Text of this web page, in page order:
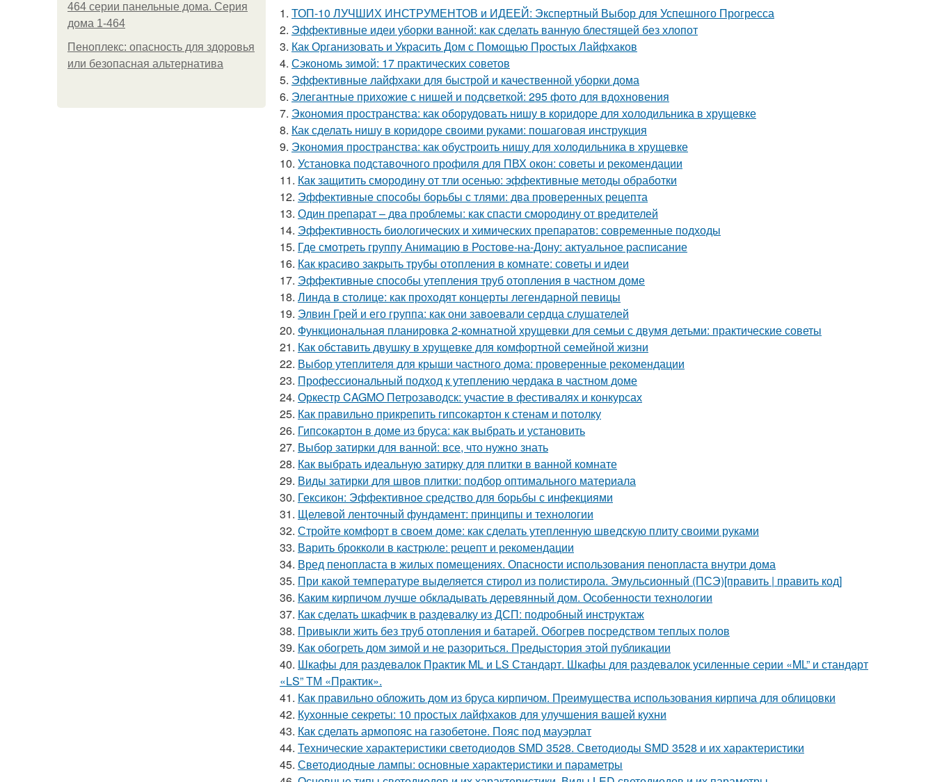
464 серии панельные дома. Серия
дома 1-464
Пеноплекс: опасность для здоровья
или безопасная альтернатива
1. ТОП-10 ЛУЧШИХ ИНСТРУМЕНТОВ и ИДЕЕЙ: Экспертный Выбор для Успешного Прогресса
2. Эффективные идеи уборки ванной: как сделать ванную блестящей без хлопот
3. Как Организовать и Украсить Дом с Помощью Простых Лайфхаков
4. Сэкономь зимой: 17 практических советов
5. Эффективные лайфхаки для быстрой и качественной уборки дома
6. Элегантные прихожие с нишей и подсветкой: 295 фото для вдохновения
7. Экономия пространства: как оборудовать нишу в коридоре для холодильника в хрущевке
8. Как сделать нишу в коридоре своими руками: пошаговая инструкция
9. Экономия пространства: как обустроить нишу для холодильника в хрущевке
10. Установка подставочного профиля для ПВХ окон: советы и рекомендации
11. Как защитить смородину от тли осенью: эффективные методы обработки
12. Эффективные способы борьбы с тлями: два проверенных рецепта
13. Один препарат – два проблемы: как спасти смородину от вредителей
14. Эффективность биологических и химических препаратов: современные подходы
15. Где смотреть группу Анимацию в Ростове-на-Дону: актуальное расписание
16. Как красиво закрыть трубы отопления в комнате: советы и идеи
17. Эффективные способы утепления труб отопления в частном доме
18. Линда в столице: как проходят концерты легендарной певицы
19. Элвин Грей и его группа: как они завоевали сердца слушателей
20. Функциональная планировка 2-комнатной хрущевки для семьи с двумя детьми: практические советы
21. Как обставить двушку в хрущевке для комфортной семейной жизни
22. Выбор утеплителя для крыши частного дома: проверенные рекомендации
23. Профессиональный подход к утеплению чердака в частном доме
24. Оркестр CAGMO Петрозаводск: участие в фестивалях и конкурсах
25. Как правильно прикрепить гипсокартон к стенам и потолку
26. Гипсокартон в доме из бруса: как выбрать и установить
27. Выбор затирки для ванной: все, что нужно знать
28. Как выбрать идеальную затирку для плитки в ванной комнате
29. Виды затирки для швов плитки: подбор оптимального материала
30. Гексикон: Эффективное средство для борьбы с инфекциями
31. Щелевой ленточный фундамент: принципы и технологии
32. Стройте комфорт в своем доме: как сделать утепленную шведскую плиту своими руками
33. Варить брокколи в кастрюле: рецепт и рекомендации
34. Вред пенопласта в жилых помещениях. Опасности использования пенопласта внутри дома
35. При какой температуре выделяется стирол из полистирола. Эмульсионный (ПСЭ)[править | править код]
36. Каким кирпичом лучше обкладывать деревянный дом. Особенности технологии
37. Как сделать шкафчик в раздевалку из ДСП: подробный инструктаж
38. Привыкли жить без труб отопления и батарей. Обогрев посредством теплых полов
39. Как обогреть дом зимой и не разориться. Предыстория этой публикации
40. Шкафы для раздевалок Практик ML и LS Стандарт. Шкафы для раздевалок усиленные серии «ML” и стандарт
«LS” ТМ «Практик».
41. Как правильно обложить дом из бруса кирпичом. Преимущества использования кирпича для облицовки
42. Кухонные секреты: 10 простых лайфхаков для улучшения вашей кухни
43. Как сделать армопояс на газобетоне. Пояс под мауэрлат
44. Технические характеристики светодиодов SMD 3528. Светодиоды SMD 3528 и их характеристики
45. Светодиодные лампы: основные характеристики и параметры